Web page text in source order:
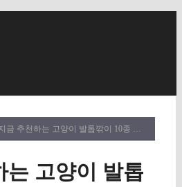
금 추천하는 고양이 발톱깎이 10종 인기 상품!
는 고양이 발톱